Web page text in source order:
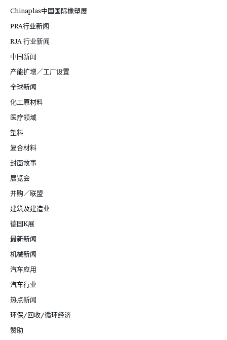
Chinaplas中国国际橡塑展
PRA行业新闻
RJA 行业新闻
中国新闻
产能扩增／工厂设置
全球新闻
化工原材料
医疗领域
塑料
复合材料
封面故事
展览会
并购／联盟
建筑及建造业
德国K展
最新新闻
机械新闻
汽车应用
汽车行业
热点新闻
环保/回收/循环经济
赞助